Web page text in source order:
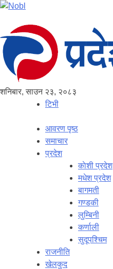
शनिबार, साउन २३, २०८३
टिभी
आवरण पृष्‍ठ
समाचार
प्रदेश
काेशी प्रदेश
मधेश प्रदेश
बागमती
गण्डकी
लुम्बिनी
कर्णाली
सुदूपश्‍चिम
राजनीति
खेलकुद